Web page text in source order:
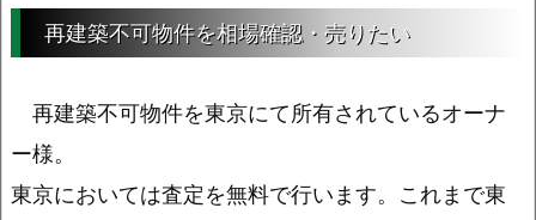
再建築不可物件を相場確認・売りたい
再建築不可物件を東京にて所有されているオーナ
ー様。
東京においては査定を無料で行います。これまで東